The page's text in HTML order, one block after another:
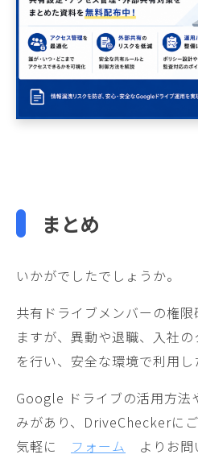
まとめ
いかがでしたでしょうか。
共有ドライブメンバーの権
ますが、異動や退職、入社
を行い、安全な環境で利用し
Google ドライブの活用方法
みがあり、DriveCheckerに
気軽に フォーム よりお問